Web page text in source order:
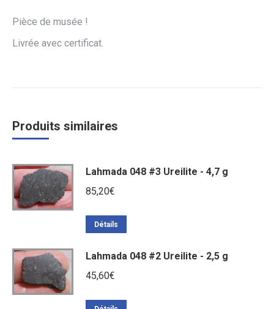
Pièce de musée !
Livrée avec certificat.
Produits similaires
Lahmada 048 #3 Ureilite - 4,7 g
85,20€
Détails
Lahmada 048 #2 Ureilite - 2,5 g
45,60€